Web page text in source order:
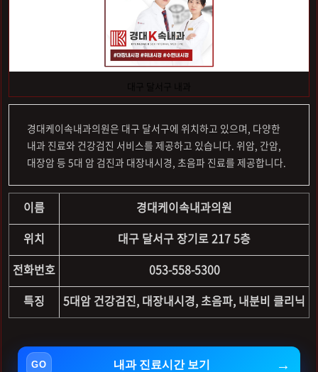
대구 달서구 내과
경대케이속내과의원은 대구 달서구에 위치하고 있으며, 다양한
내과 진료와 건강검진 서비스를 제공하고 있습니다. 위암, 간암,
대장암 등 5대 암 검진과 대장내시경, 초음파 진료를 제공합니다.
이름
경대케이속내과의원
위치
대구 달서구 장기로 217 5층
전화번호
053-558-5300
특징
5대암 건강검진, 대장내시경, 초음파, 내분비 클리닉
내과 진료시간 보기